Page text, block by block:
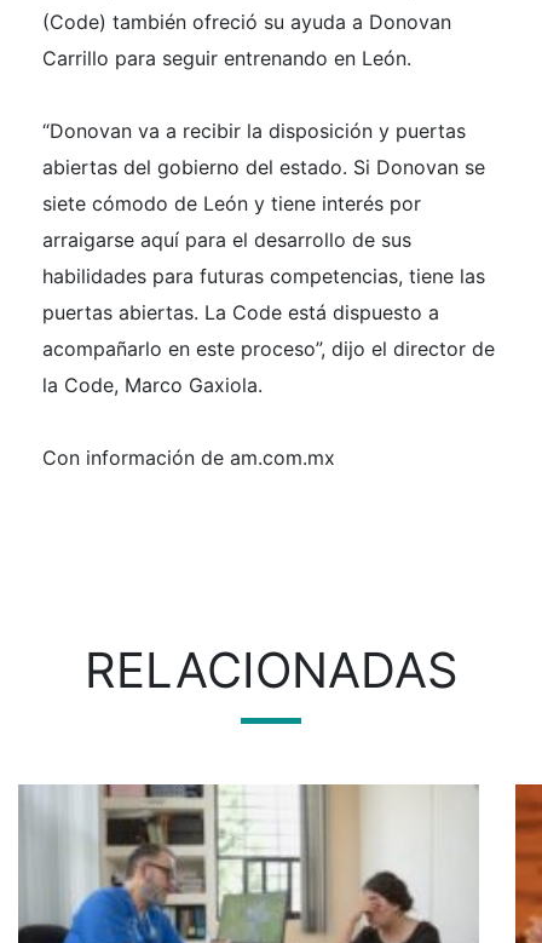
(Code) también ofreció su ayuda a Donovan
Carrillo para seguir entrenando en León.
“Donovan va a recibir la disposición y puertas
abiertas del gobierno del estado. Si Donovan se
siete cómodo de León y tiene interés por
arraigarse aquí para el desarrollo de sus
habilidades para futuras competencias, tiene las
puertas abiertas. La Code está dispuesto a
acompañarlo en este proceso”, dijo el director de
la Code, Marco Gaxiola.
Con información de am.com.mx
RELACIONADAS